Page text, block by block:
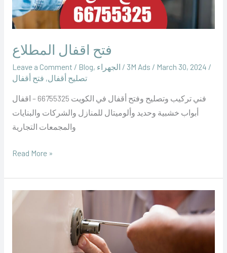
فتح اقفال المطلاع
Leave a Comment / Blog, الجهراء / / March 30, 2024 /
تصليح أقفال, فتح أقفال
فني تركيب وتصليح وفتح أقفال في الكويت 66755325 – اقفال
أبواب خشبية وحديد وألوميتال للمنازل والشركات والبنايات
والمجمعات التجارية
Read More »
فتح